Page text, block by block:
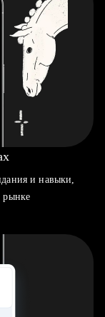
и навыки,
рынке